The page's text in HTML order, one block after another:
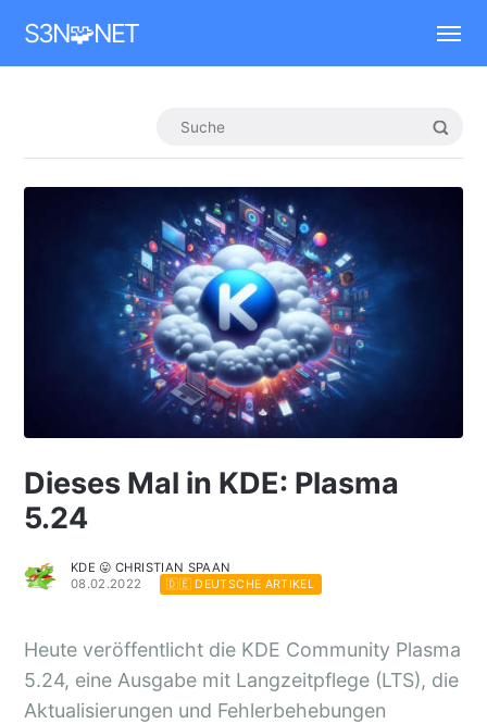
S3N🧩NET
Dieses Mal in KDE: Plasma
5.24
KDE 😛 CHRISTIAN SPAAN
08.02.2022
🇩🇪 DEUTSCHE ARTIKEL
Heute veröffentlicht die KDE Community Plasma
5.24, eine Ausgabe mit Langzeitpflege (LTS), die
Aktualisierungen und Fehlerbehebungen